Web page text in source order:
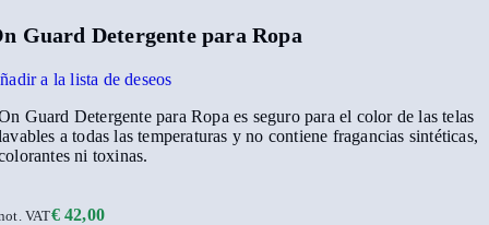
Guard Detergente para Ropa
a la lista de deseos
Guard Detergente para Ropa es seguro para el color de las telas
a todas las temperaturas y no contiene fragancias sintéticas,
ni toxinas.
€42,00
VAT